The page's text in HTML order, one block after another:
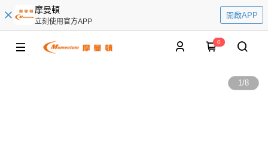
摩曼頓
立刻使用官方APP
開啟APP
0
1/8